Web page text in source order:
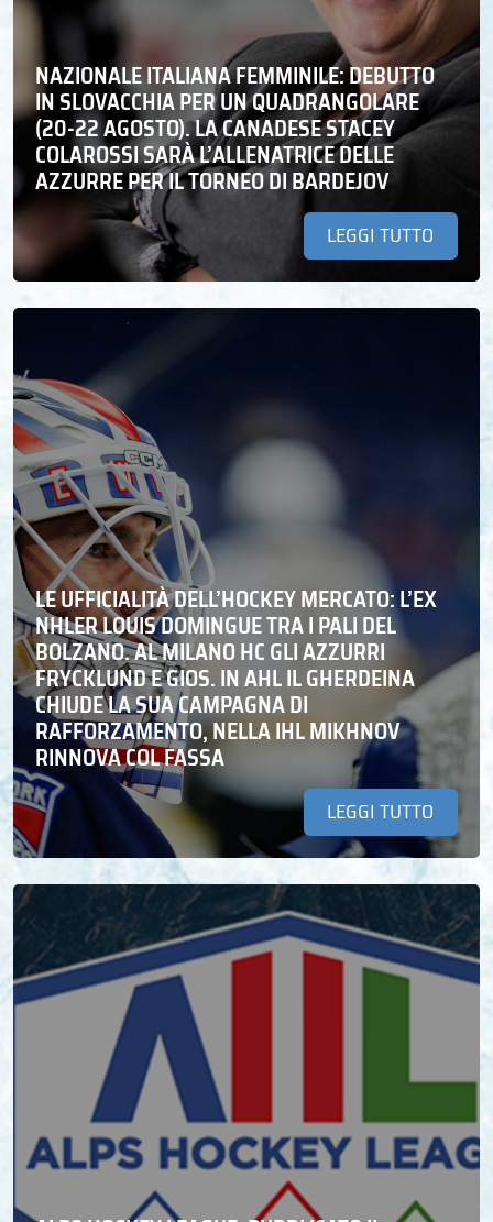
NAZIONALE ITALIANA FEMMINILE: DEBUTTO
IN SLOVACCHIA PER UN QUADRANGOLARE
(20-22 AGOSTO). LA CANADESE STACEY
COLAROSSI SARÀ L’ALLENATRICE DELLE
AZZURRE PER IL TORNEO DI BARDEJOV
LEGGI TUTTO
LE UFFICIALITÀ DELL’HOCKEY MERCATO: L’EX
NHLER LOUIS DOMINGUE TRA I PALI DEL
BOLZANO. AL MILANO HC GLI AZZURRI
FRYCKLUND E GIOS. IN AHL IL GHERDEINA
CHIUDE LA SUA CAMPAGNA DI
RAFFORZAMENTO, NELLA IHL MIKHNOV
RINNOVA COL FASSA
LEGGI TUTTO